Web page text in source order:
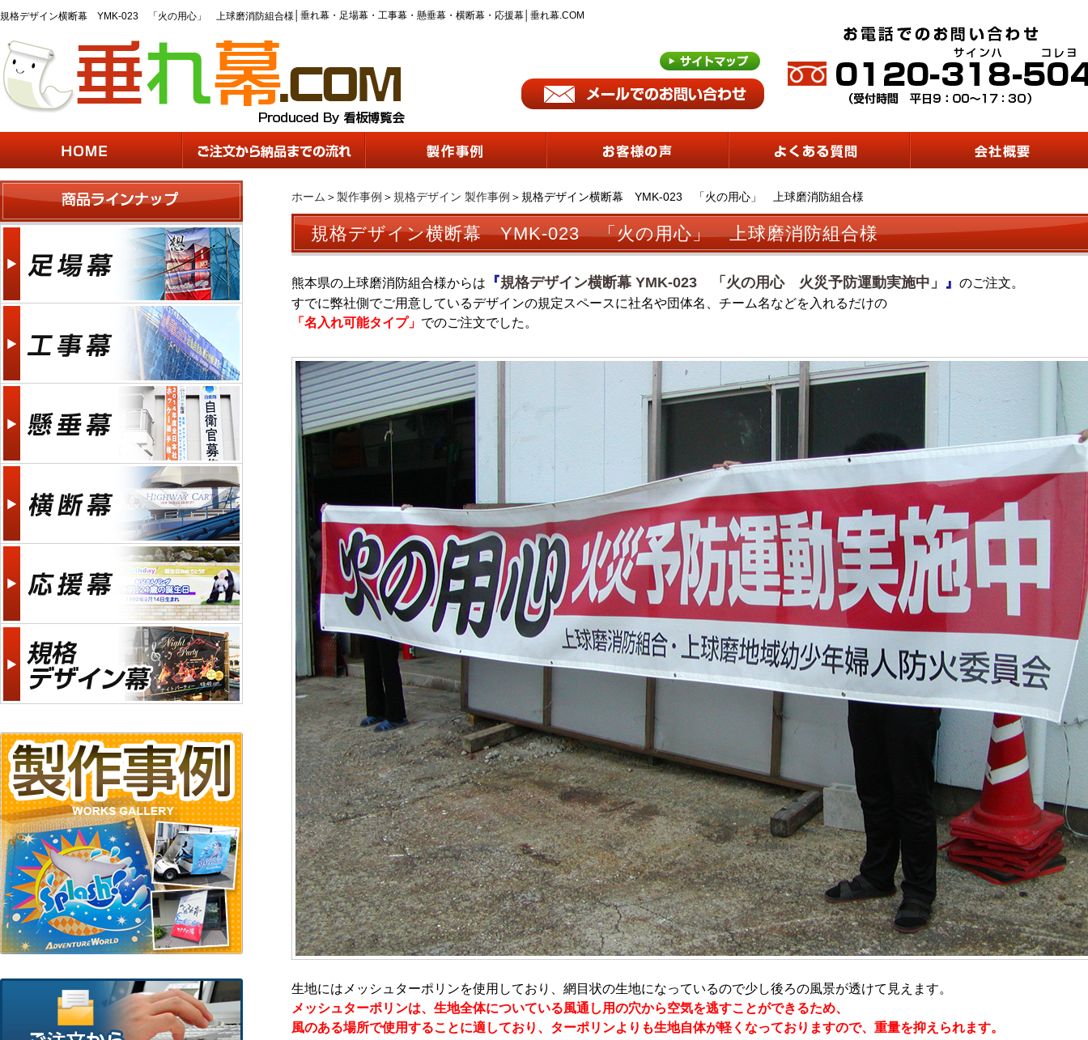
規格デザイン横断幕 YMK-023 「火の用心」 上球磨消防組合様 垂れ幕・足場幕・工事幕・懸垂幕・横断幕・応援幕│垂れ幕.COM
ホーム ＞製作事例 ＞ 規格デザイン 製作事例 ＞規格デザイン横断幕 YMK-023 「火の用心」 上球磨消防組合様
規格デザイン横断幕 YMK-023 「火の用心」 上球磨消防組合様
熊本県の上球磨消防組合様からは 『規格デザイン横断幕 YMK-023 「火の用心 火災予防運動実施中」 』 のご注文。
すでに弊社側でご用意しているデザインの規定スペースに社名や団体名、チーム名などを入れるだけの
「名入れ可能タイプ」 でのご注文でした。
生地にはメッシュターポリンを使用しており、網目状の生地になっているので少し後ろの風景が透けて見えます。
メッシュターポリンは、生地全体についている風通し用の穴から空気を逃すことができるため、
風のある場所で使用することに適しており、ターポリンよりも生地自体が軽くなっておりますので、重量を抑えられます。